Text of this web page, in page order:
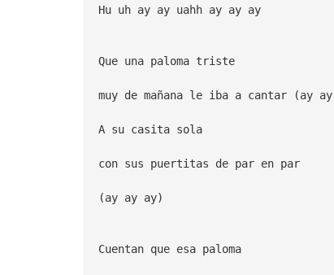
Hu uh ay ay uahh ay ay ay
Que una paloma triste
muy de mañana le iba a cantar (ay
A su casita sola
con sus puertitas de par en par
(ay ay ay)
Cuentan que esa paloma